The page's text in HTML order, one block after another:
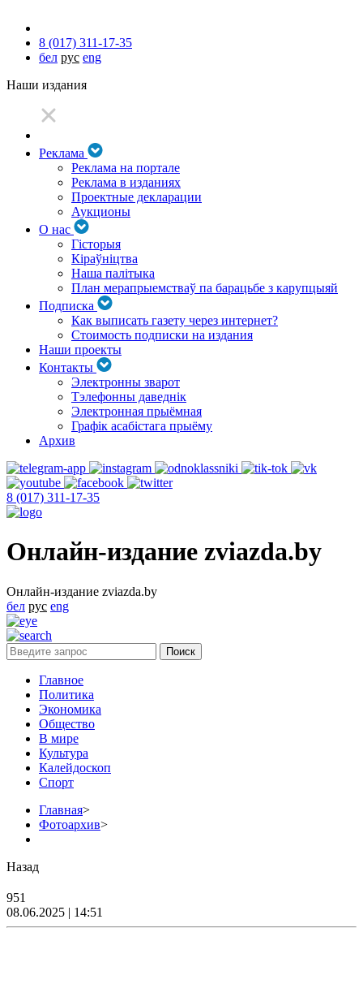
8 (017) 311-17-35
бел рус eng
Наши издания
Реклама
Реклама на портале
Реклама в изданиях
Проектные декларации
Аукционы
О нас
Гісторыя
Кіраўніцтва
Наша палітыка
План мерапрыемстваў па барацьбе з карупцыяй
Подписка
Как выписать газету через интернет?
Стоимость подписки на издания
Наши проекты
Контакты
Электронны зварот
Тэлефонны даведнік
Электронная прыёмная
Графік асабістага прыёму
Архив
8 (017) 311-17-35
Онлайн-издание zviazda.by
Онлайн-издание zviazda.by
бел рус eng
Главное
Политика
Экономика
Общество
В мире
Культура
Калейдоскоп
Спорт
Главная>
Фотоархив>
Назад
951
08.06.2025 | 14:51